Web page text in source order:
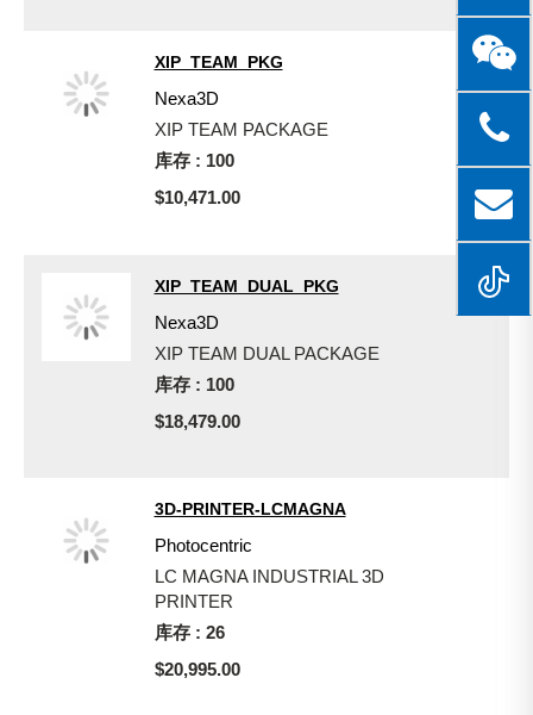
XIP_TEAM_PKG
Nexa3D
XIP TEAM PACKAGE
库存 : 100
$10,471.00
XIP_TEAM_DUAL_PKG
Nexa3D
XIP TEAM DUAL PACKAGE
库存 : 100
$18,479.00
3D-PRINTER-LCMAGNA
Photocentric
LC MAGNA INDUSTRIAL 3D
PRINTER
库存 : 26
$20,995.00